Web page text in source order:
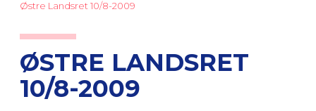
Østre Landsret 10/8-2009
ØSTRE LANDSRET
10/8-2009